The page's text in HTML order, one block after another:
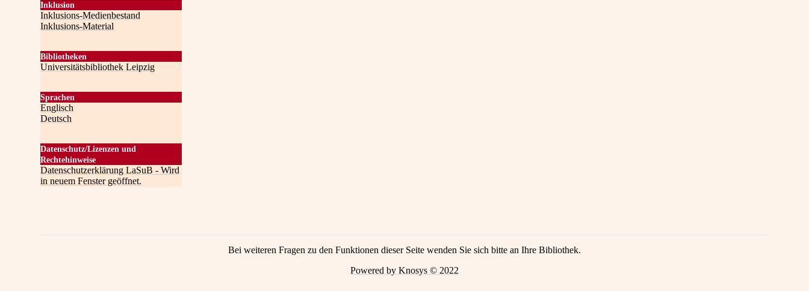
Inklusion
Inklusions-Medienbestand
Inklusions-Material
Bibliotheken
Universitätsbibliothek Leipzig
Sprachen
Englisch
Deutsch
Datenschutz/Lizenzen und
Rechtehinweise
Datenschutzerklärung LaSuB - Wird
in neuem Fenster geöffnet.
Bei weiteren Fragen zu den Funktionen dieser Seite wenden Sie sich bitte an Ihre Bibliothek.
Powered by Knosys © 2022